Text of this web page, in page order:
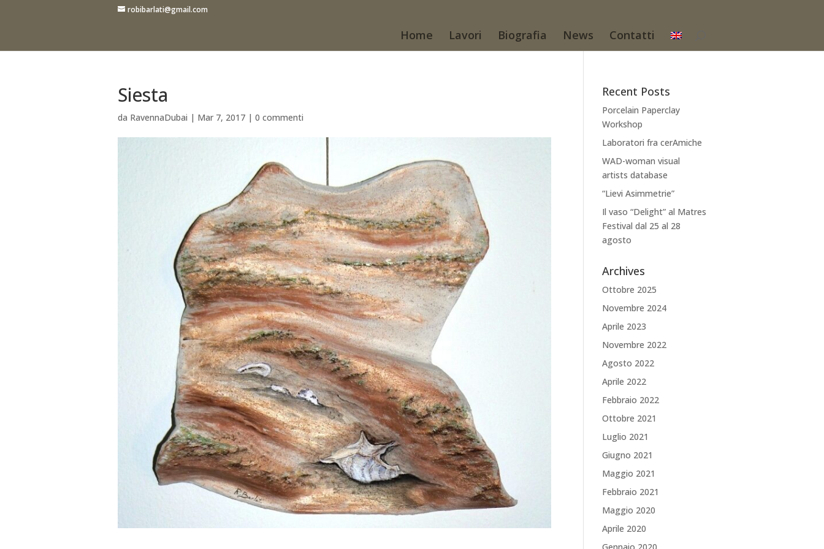
robibarlati@gmail.com
Home Lavori Biografia News Contatti
Siesta
da RavennaDubai | Mar 7, 2017 | 0 commenti
Recent Posts
Porcelain Paperclay
Workshop
Laboratori fra cerAmiche
WAD-woman visual
artists database
“Lievi Asimmetrie”
Il vaso “Delight” al Matres
Festival dal 25 al 28
agosto
Archives
Ottobre 2025
Novembre 2024
Aprile 2023
Novembre 2022
Agosto 2022
Aprile 2022
Febbraio 2022
Ottobre 2021
Luglio 2021
Giugno 2021
Maggio 2021
Febbraio 2021
Maggio 2020
Aprile 2020